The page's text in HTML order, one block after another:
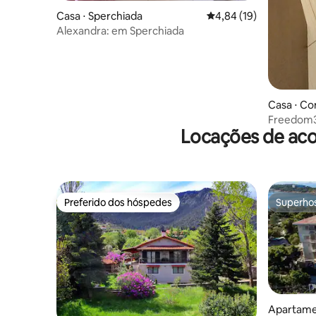
Casa ⋅ Sperchiada 4,84 de uma avaliação
4,84 (19)
Alexandra: em Sperchiada
Casa ⋅
Locações de
Preferido dos hóspedes
Preferido dos hóspedes